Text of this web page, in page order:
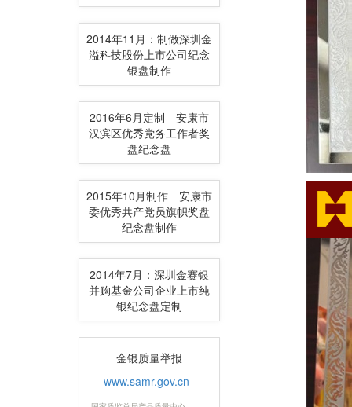
2014年11月：制做深圳金
溢科技股份上市公司纪念
银盘制作
2016年6月定制 安康市
汉滨区优秀党务工作者奖
盘纪念盘
2015年10月制作 安康市
委优秀共产党员旗帜奖盘
纪念盘制作
2014年7月：深圳金赛银
并购基金公司企业上市纯
银纪念盘定制
金银质量举报
www.samr.gov.cn